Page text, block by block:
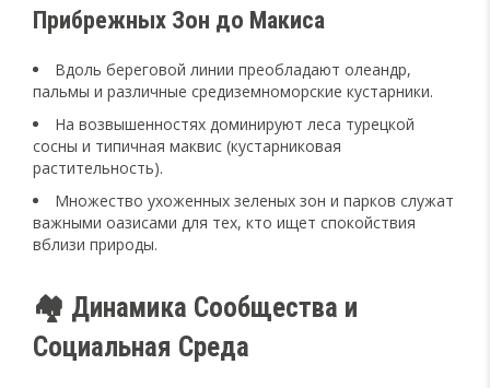
Прибрежных Зон до Макиса
Вдоль береговой линии преобладают олеандр,
пальмы и различные средиземноморские кустарники.
На возвышенностях доминируют леса турецкой
сосны и типичная маквис (кустарниковая
растительность).
Множество ухоженных зеленых зон и парков служат
важными оазисами для тех, кто ищет спокойствия
вблизи природы.
🏘️ Динамика Сообщества и
Социальная Среда